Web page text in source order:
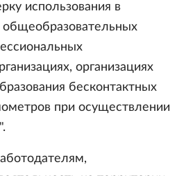
использования в
организациях
бесконтактных
при осуществлении